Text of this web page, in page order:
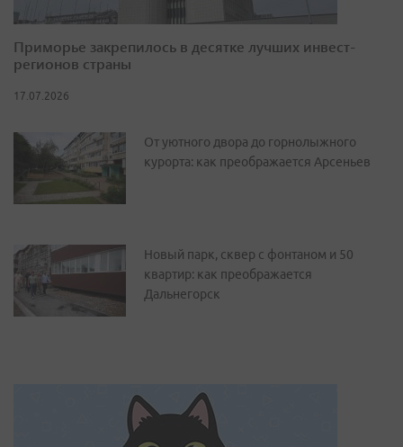
Приморье закрепилось в десятке лучших инвест-
регионов страны
17.07.2026
От уютного двора до горнолыжного
курорта: как преображается Арсеньев
Новый парк, сквер с фонтаном и 50
квартир: как преображается
Дальнегорск